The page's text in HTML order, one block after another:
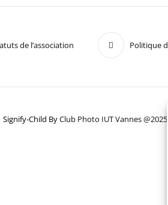
de l’association Politique
Signify-Child ByClub Photo IUT Vannes @2025